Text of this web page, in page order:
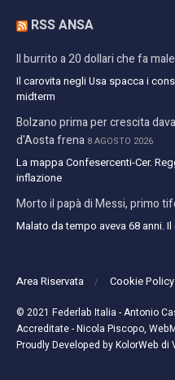
RSS ANSA
Il burrito a 20 dollari che fa
Il carovita negli Usa spacca i
midterm
Bolzano prima per crescita
d'Aosta frena 8 AGOSTO 2026
La mappa Confesercenti-Cer.
inflazione
Morto il papà di Messi, primo
Malato da tempo aveva 68 anni.
Area Riservata Cookie Policy
© 2021 Federlab Italia - Antonio
Accreditate - Nicola Piscopo,
Proudly Developed byKolorWeb di